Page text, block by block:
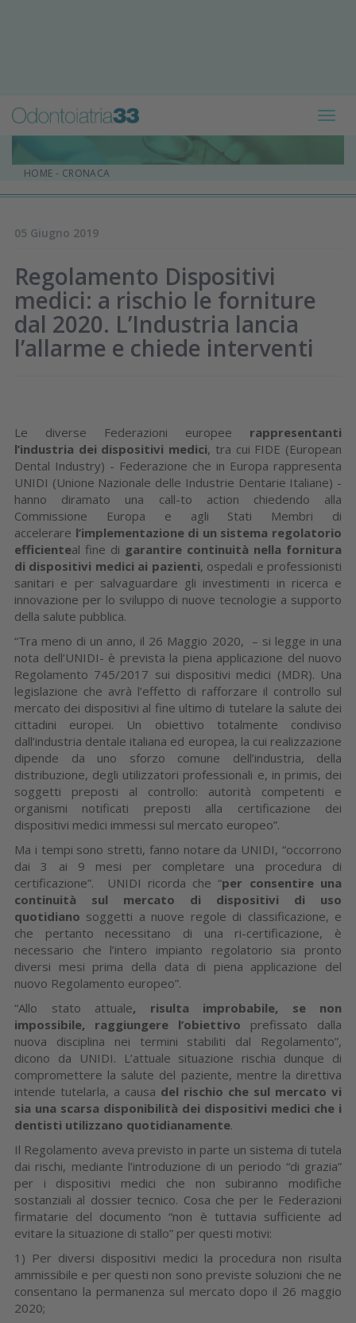
HOME - CRONACA
05 Giugno 2019
Regolamento Dispositivi
medici: a rischio le forniture
dal 2020. L’Industria lancia
l’allarme e chiede interventi
Le diverse Federazioni europee rappresentanti
l’industria dei dispositivi medici, tra cui FIDE (European
Dental Industry) - Federazione che in Europa rappresenta
UNIDI (Unione Nazionale delle Industrie Dentarie Italiane) -
hanno diramato una call-to action chiedendo alla
Commissione Europa e agli Stati Membri di
accelerare l’implementazione di un sistema regolatorio
efficienteal fine di garantire continuità nella fornitura
di dispositivi medici ai pazienti, ospedali e professionisti
sanitari e per salvaguardare gli investimenti in ricerca e
innovazione per lo sviluppo di nuove tecnologie a supporto
della salute pubblica.
“Tra meno di un anno, il 26 Maggio 2020, – si legge in una
nota dell’UNIDI- è prevista la piena applicazione del nuovo
Regolamento 745/2017 sui dispositivi medici (MDR). Una
legislazione che avrà l’effetto di rafforzare il controllo sul
mercato dei dispositivi al fine ultimo di tutelare la salute dei
cittadini europei. Un obiettivo totalmente condiviso
dall’industria dentale italiana ed europea, la cui realizzazione
dipende da uno sforzo comune dell’industria, della
distribuzione, degli utilizzatori professionali e, in primis, dei
soggetti preposti al controllo: autorità competenti e
organismi notificati preposti alla certificazione dei
dispositivi medici immessi sul mercato europeo”.
Ma i tempi sono stretti, fanno notare da UNIDI, “occorrono
dai 3 ai 9 mesi per completare una procedura di
certificazione”. UNIDI ricorda che “per consentire una
continuità sul mercato di dispositivi di uso
quotidiano soggetti a nuove regole di classificazione, e
che pertanto necessitano di una ri-certificazione, è
necessario che l’intero impianto regolatorio sia pronto
diversi mesi prima della data di piena applicazione del
nuovo Regolamento europeo”.
“Allo stato attuale, risulta improbabile, se non
impossibile, raggiungere l’obiettivo prefissato dalla
nuova disciplina nei termini stabiliti dal Regolamento”,
dicono da UNIDI. L’attuale situazione rischia dunque di
compromettere la salute del paziente, mentre la direttiva
intende tutelarla, a causa del rischio che sul mercato vi
sia una scarsa disponibilità dei dispositivi medici che i
dentisti utilizzano quotidianamente.
Il Regolamento aveva previsto in parte un sistema di tutela
dai rischi, mediante l’introduzione di un periodo “di grazia”
per i dispositivi medici che non subiranno modifiche
sostanziali al dossier tecnico. Cosa che per le Federazioni
firmatarie del documento “non è tuttavia sufficiente ad
evitare la situazione di stallo” per questi motivi:
1) Per diversi dispositivi medici la procedura non risulta
ammissibile e per questi non sono previste soluzioni che ne
consentano la permanenza sul mercato dopo il 26 maggio
2020;